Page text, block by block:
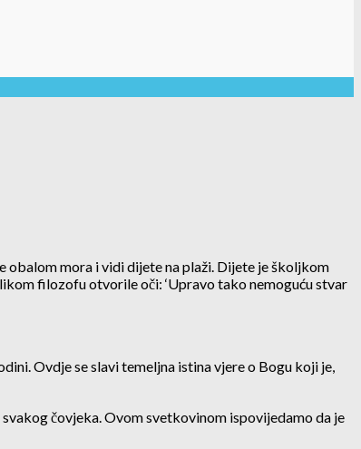
obalom mora i vidi dijete na plaži. Dijete je školjkom
filozofu otvorile oči: ‘Upravo tako nemoguću stvar
Ovdje se slavi temeljna istina vjere o Bogu koji je,
čovjeka. Ovom svetkovinom ispovijedamo da je